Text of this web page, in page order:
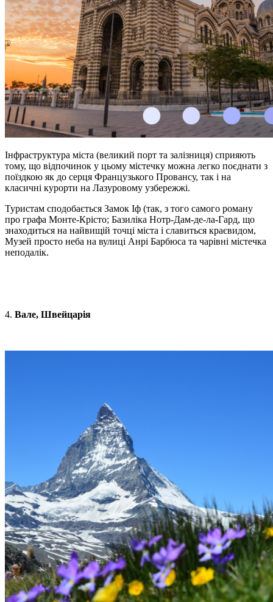
Інфраструктура міста (великий порт та залізниця) сприяють
тому, що відпочинок у цьому містечку можна легко поєднати з
поїздкою як до серця Французького Провансу, так і на
класичні курорти на Лазуровому узбережжі.
Туристам сподобається Замок Іф (так, з того самого роману
про графа Монте-Крісто; Базиліка Нотр-Дам-де-ла-Гард, що
знаходиться на найвищій точці міста і славиться краєвидом,
Музей просто неба на вулиці Анрі Барбюса та чарівні містечка
неподалік.
4. Вале, Швейцарія